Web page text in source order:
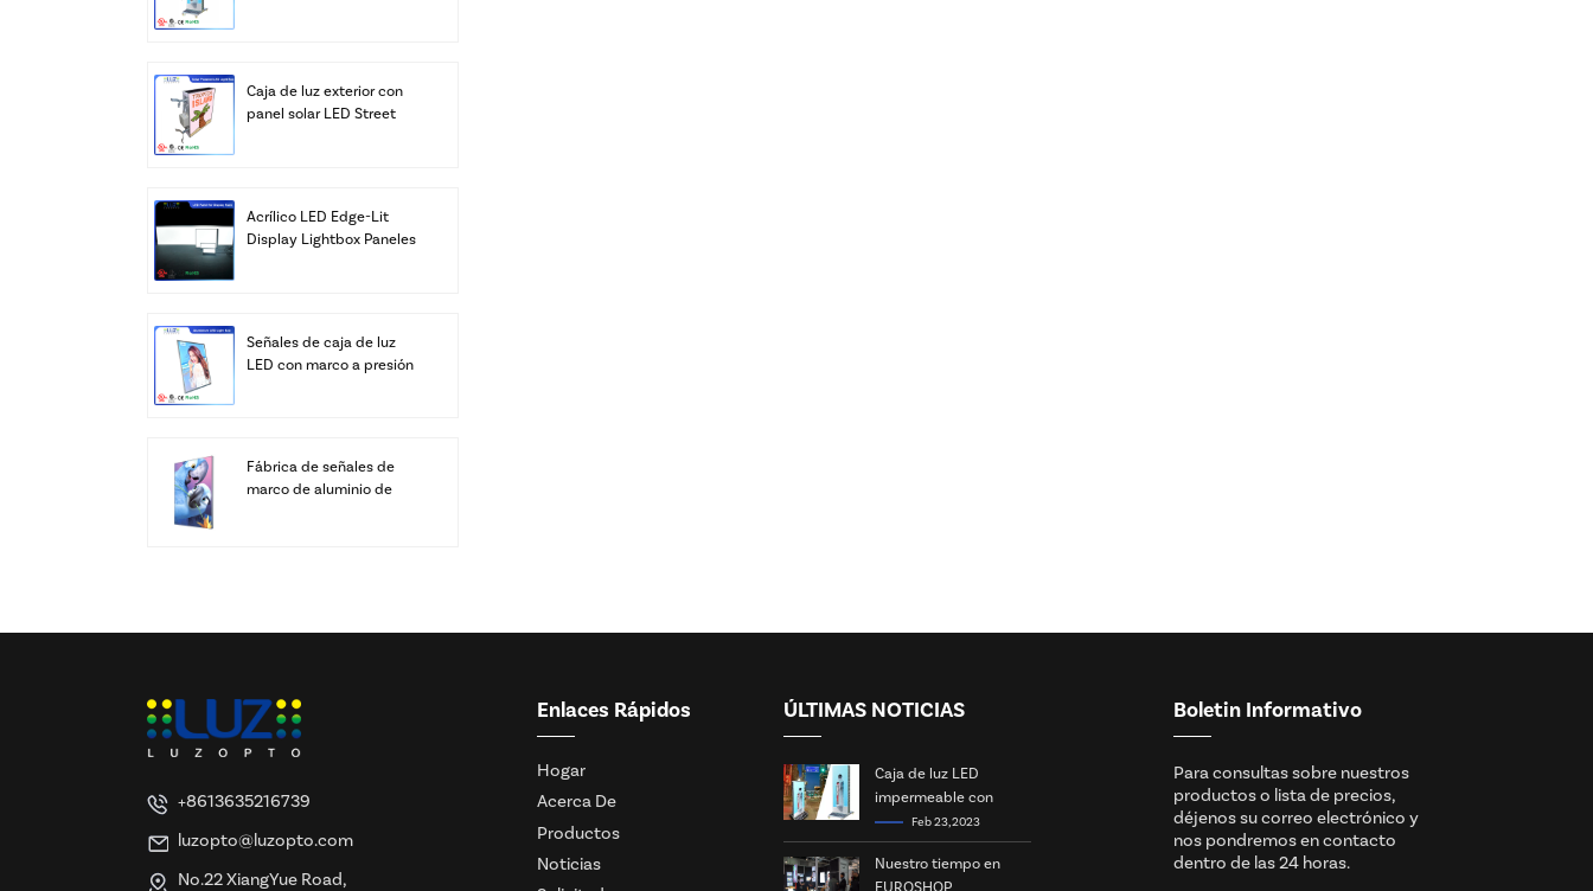
Caja de luz exterior con
panel solar LED Street
Acrílico LED Edge-Lit
Display Lightbox Paneles
Señales de caja de luz
LED con marco a presión
Fábrica de señales de
marco de aluminio de
+8613635216739
luzopto@luzopto.com
No.22 XiangYue Road,
Enlaces Rápidos
Hogar
Acerca De
Productos
Noticias
ÚLTIMAS NOTICIAS
Caja de luz LED
impermeable con
energía solar
Feb 23, 2023
Nuestro tiempo en
Boletin Informativo
Para consultas sobre nuestros
productos o lista de precios,
déjenos su correo electrónico y
nos pondremos en contacto
dentro de las 24 horas.